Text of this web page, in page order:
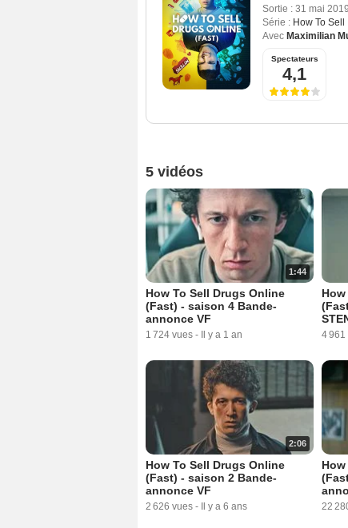
Sortie : 31 mai 2019
Série : How To
Avec Maximilian
Spectateurs
4,1
5 vidéos
1:44
How To Sell Drugs Online
(Fast) - saison 4 Bande-
annonce VF
1 724 vues - Il y a 1 an 4 961
2:06
How To Sell Drugs Online
(Fast) - saison 2 Bande-
annonce VF
2 626 vues - Il y a 6 ans 22